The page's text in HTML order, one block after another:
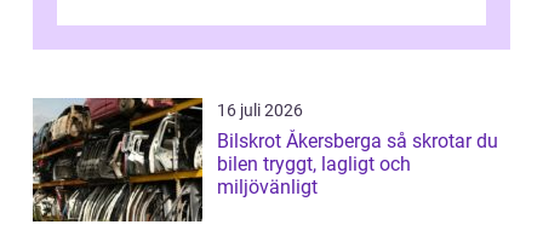
16 juli 2026
Bilskrot Åkersberga så skrotar du
bilen tryggt, lagligt och
miljövänligt